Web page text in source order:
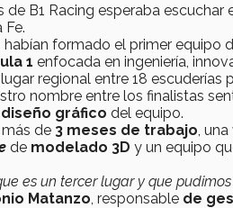
B1 Racing esperaba
Fe.
formado el primer equipo
1 enfocada en ingeniería,
regional entre 18 escuderías
nombre entre los finalistas
diseño gráfico del equipo.
de 3 meses de trabajo ,
de modelado 3D y un equipo
es un tercer lugar y que
Matanzo , responsable de